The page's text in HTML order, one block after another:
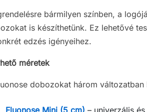
bármilyen színben, a
is készíthetünk. Ez lehetővé
edzés igényeihez.
méretek
dobozokat három változatban